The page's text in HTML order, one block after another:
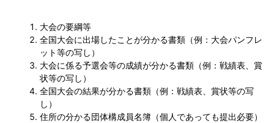
大会の要綱等
全国大会に出場したことが分かる書類（例：大会パンフレ
ット等の写し）
大会に係る予選会等の成績が分かる書類（例：戦績表、賞
状等の写し）
全国大会の結果が分かる書類（例：戦績表、賞状等の写
し）
住所の分かる団体構成員名簿（個人であっても提出必要）